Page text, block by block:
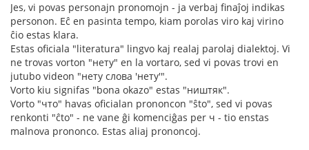
Jes, vi povas personajn pronomojn - ja verbaj finaĵoj indikas
personon. Eĉ en pasinta tempo, kiam porolas viro kaj virino
ĉio estas klara.
Estas oficiala "literatura" lingvo kaj realaj parolaj dialektoj. Vi
ne trovas vorton "нету" en la vortaro, sed vi povas trovi en
jutubo videon "нету слова 'нету'".
Vorto kiu signifas "bona okazo" estas "ништяк".
Vorto "что" havas oficialan prononcon "ŝto", sed vi povas
renkonti "ĉto" - ne vane ĝi komenciĝas per ч - tio enstas
malnova prononco. Estas aliaj prononcoj.